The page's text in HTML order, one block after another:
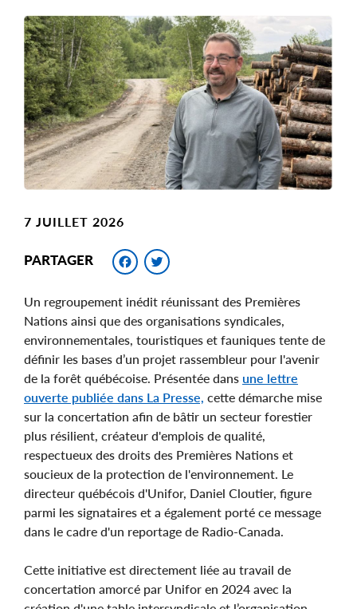
Main
Image
Image
7 JUILLET 2026
PARTAGER Facebook
Un regroupement inédit réunissant des Premières
Nations ainsi que des organisations syndicales,
environnementales, touristiques et fauniques tente de
définir les bases d’un projet rassembleur pour l'avenir
de la forêt québécoise. Présentée dans une lettre
ouverte publiée dans La Presse, cette démarche mise
sur la concertation afin de bâtir un secteur forestier
plus résilient, créateur d'emplois de qualité,
respectueux des droits des Premières Nations et
soucieux de la protection de l'environnement. Le
directeur québécois d'Unifor, Daniel Cloutier, figure
parmi les signataires et a également porté ce message
dans le cadre d'un reportage de Radio-Canada.
Cette initiative est directement liée au travail de
concertation amorcé par Unifor en 2024 avec la